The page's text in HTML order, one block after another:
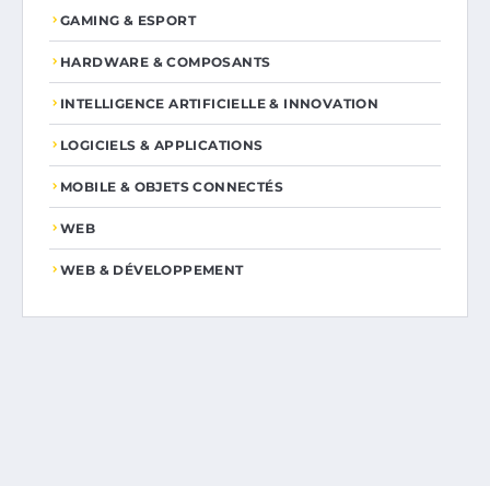
GAMING & ESPORT
HARDWARE & COMPOSANTS
INTELLIGENCE ARTIFICIELLE & INNOVATION
LOGICIELS & APPLICATIONS
MOBILE & OBJETS CONNECTÉS
WEB
WEB & DÉVELOPPEMENT